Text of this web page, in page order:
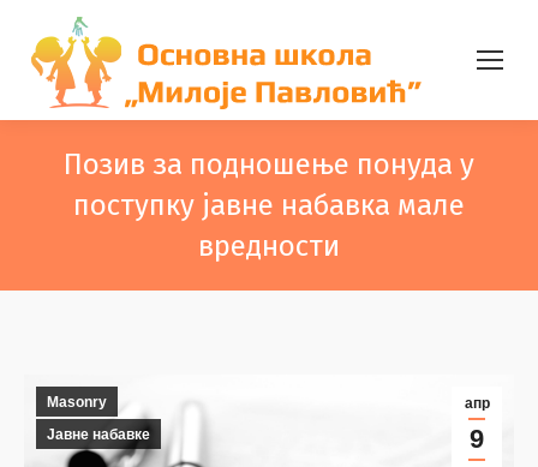
Позив за подношење понуда у
поступку јавне набавка мале
вредности
апр
9
Masonry
Јавне набавке